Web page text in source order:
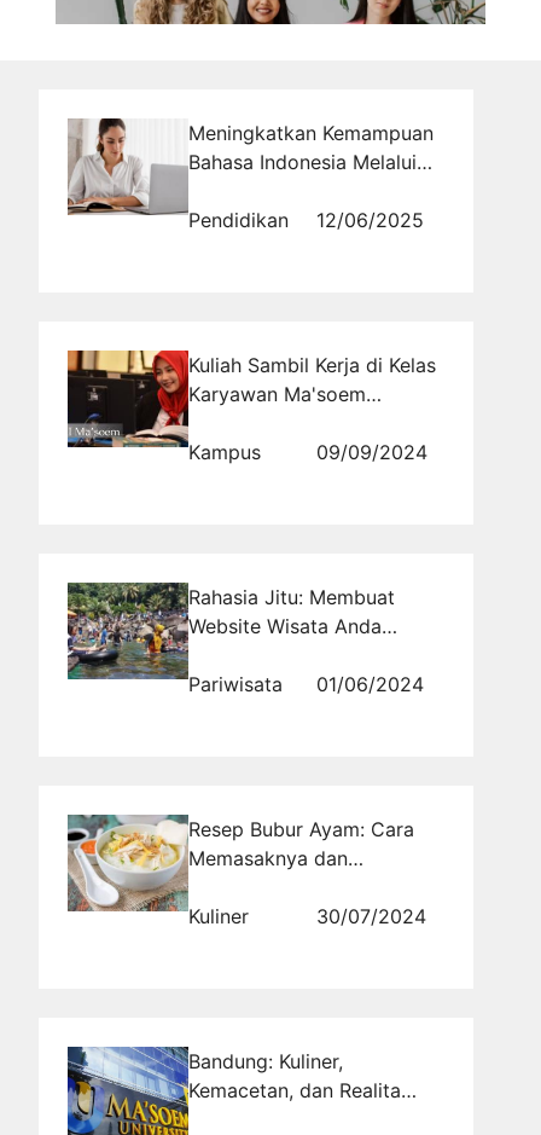
Meningkatkan Kemampuan
Bahasa Indonesia Melalui
Pendidikan
12/06/2025
Kuliah Sambil Kerja di Kelas
Karyawan Ma'soem
Jadwal Malam
Kampus 09/09/2024
Rahasia Jitu: Membuat
Website Wisata Anda
Pariwisata
01/06/2024
Resep Bubur Ayam: Cara
Memasaknya dan
Pengisi Energi Pagi Hari
Kuliner 30/07/2024
Bandung: Kuliner,
Kemacetan, dan Realita